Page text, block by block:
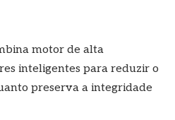
motor de alta
inteligentes para reduzir o
preserva a integridade